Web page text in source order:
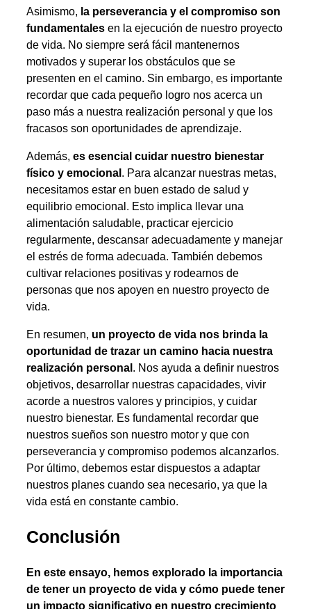
Asimismo, la perseverancia y el compromiso son
fundamentales en la ejecución de nuestro proyecto
de vida. No siempre será fácil mantenernos
motivados y superar los obstáculos que se
presenten en el camino. Sin embargo, es importante
recordar que cada pequeño logro nos acerca un
paso más a nuestra realización personal y que los
fracasos son oportunidades de aprendizaje.
Además, es esencial cuidar nuestro bienestar
físico y emocional . Para alcanzar nuestras metas,
necesitamos estar en buen estado de salud y
equilibrio emocional. Esto implica llevar una
alimentación saludable, practicar ejercicio
regularmente, descansar adecuadamente y manejar
el estrés de forma adecuada. También debemos
cultivar relaciones positivas y rodearnos de
personas que nos apoyen en nuestro proyecto de
vida.
En resumen, un proyecto de vida nos brinda la
oportunidad de trazar un camino hacia nuestra
realización personal . Nos ayuda a definir nuestros
objetivos, desarrollar nuestras capacidades, vivir
acorde a nuestros valores y principios, y cuidar
nuestro bienestar. Es fundamental recordar que
nuestros sueños son nuestro motor y que con
perseverancia y compromiso podemos alcanzarlos.
Por último, debemos estar dispuestos a adaptar
nuestros planes cuando sea necesario, ya que la
vida está en constante cambio.
Conclusión
En este ensayo, hemos explorado la importancia
de tener un proyecto de vida y cómo puede tener
un impacto significativo en nuestro crecimiento